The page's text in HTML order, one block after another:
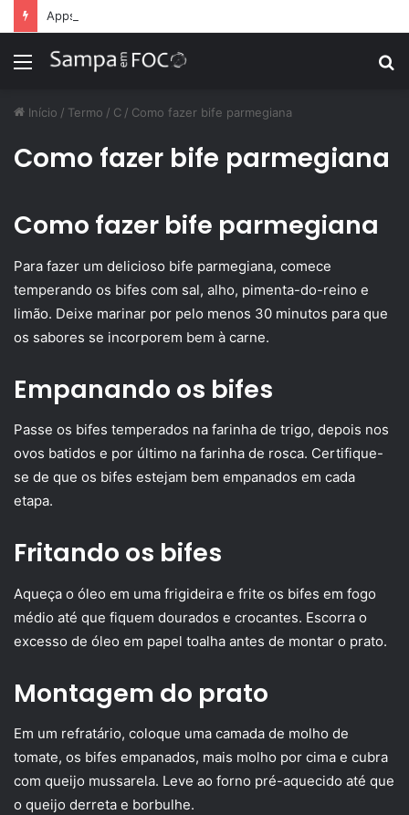
Menu
Início / Termo / C / Como fazer bife parmegiana
Como fazer bife parmegiana
Como fazer bife parmegiana
Para fazer um delicioso bife parmegiana, comece
temperando os bifes com sal, alho, pimenta-do-reino e
limão. Deixe marinar por pelo menos 30 minutos para que
os sabores se incorporem bem à carne.
Empanando os bifes
Passe os bifes temperados na farinha de trigo, depois nos
ovos batidos e por último na farinha de rosca. Certifique-
se de que os bifes estejam bem empanados em cada
etapa.
Fritando os bifes
Aqueça o óleo em uma frigideira e frite os bifes em fogo
médio até que fiquem dourados e crocantes. Escorra o
excesso de óleo em papel toalha antes de montar o prato.
Montagem do prato
Em um refratário, coloque uma camada de molho de
tomate, os bifes empanados, mais molho por cima e cubra
com queijo mussarela. Leve ao forno pré-aquecido até que
o queijo derreta e borbulhe.